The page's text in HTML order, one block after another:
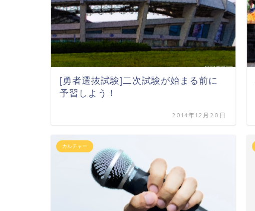
[勇者選抜試験]二次試験が始まる前に
予習しよう！
2014年12月20日
カルチャー